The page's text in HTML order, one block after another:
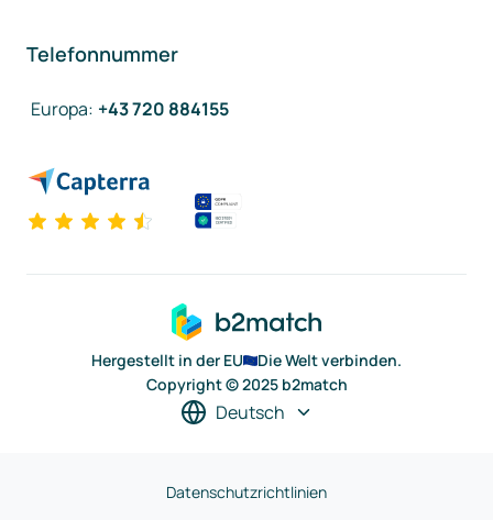
Telefonnummer
Europa: +43 720 884155
Hergestellt in der EU
Die Welt verbinden.
Copyright © 2025 b2match
Deutsch
Datenschutzrichtlinien